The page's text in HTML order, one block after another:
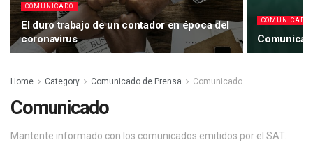
COMUNICADO
El duro trabajo de un contador en época del
coronavirus
COMUNICADO
Home Category Comunicado de Prensa Comunicado
Comunicado
Mantente informado con los comunicados emitidos por el SAT.